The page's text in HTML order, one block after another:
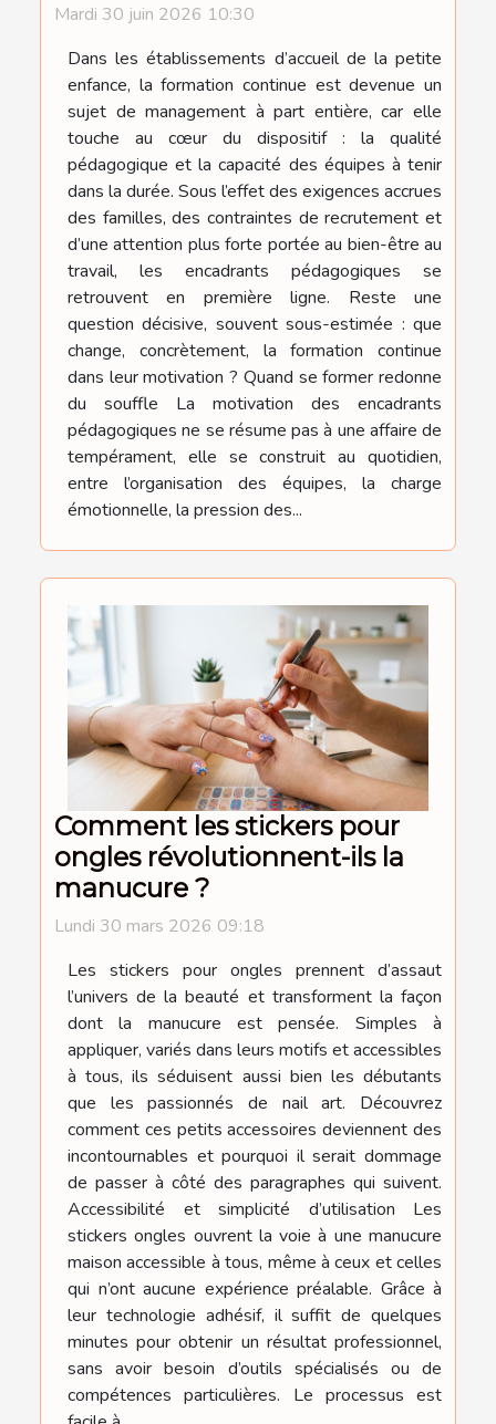
Mardi 30 juin 2026 10:30
Dans les établissements d’accueil de la petite
enfance, la formation continue est devenue un
sujet de management à part entière, car elle
touche au cœur du dispositif : la qualité
pédagogique et la capacité des équipes à tenir
dans la durée. Sous l’effet des exigences accrues
des familles, des contraintes de recrutement et
d’une attention plus forte portée au bien-être au
travail, les encadrants pédagogiques se
retrouvent en première ligne. Reste une
question décisive, souvent sous-estimée : que
change, concrètement, la formation continue
dans leur motivation ? Quand se former redonne
du souffle La motivation des encadrants
pédagogiques ne se résume pas à une affaire de
tempérament, elle se construit au quotidien,
entre l’organisation des équipes, la charge
émotionnelle, la pression des...
Comment les stickers pour
ongles révolutionnent-ils la
manucure ?
Lundi 30 mars 2026 09:18
Les stickers pour ongles prennent d’assaut
l’univers de la beauté et transforment la façon
dont la manucure est pensée. Simples à
appliquer, variés dans leurs motifs et accessibles
à tous, ils séduisent aussi bien les débutants
que les passionnés de nail art. Découvrez
comment ces petits accessoires deviennent des
incontournables et pourquoi il serait dommage
de passer à côté des paragraphes qui suivent.
Accessibilité et simplicité d’utilisation Les
stickers ongles ouvrent la voie à une manucure
maison accessible à tous, même à ceux et celles
qui n’ont aucune expérience préalable. Grâce à
leur technologie adhésif, il suffit de quelques
minutes pour obtenir un résultat professionnel,
sans avoir besoin d’outils spécialisés ou de
compétences particulières. Le processus est